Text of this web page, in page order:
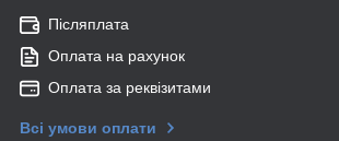
Післяплата
Оплата на рахунок
Оплата за реквізитами
Всі умови оплати